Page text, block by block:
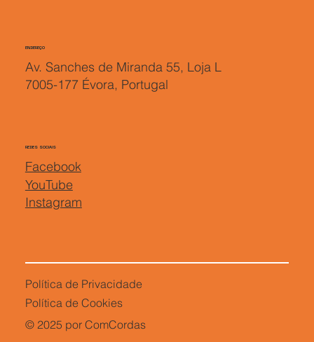
ENDEREÇO
Av. Sanches de Miranda 55, Loja L
7005-177 Évora, Portugal
REDES SOCIAIS
Facebook
YouTube
Instagram
© 2025 por ComCordas
Política de Privacidade
Política de Cookies